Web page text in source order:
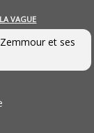
VAGUE
et ses